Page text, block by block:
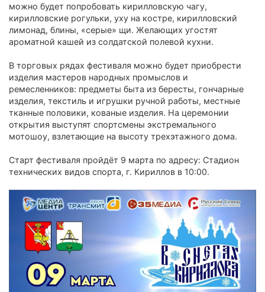
можно будет попробовать кирилловскую чагу,
кирилловские рогульки, уху на костре, кирилловский
лимонад, блины, «серые» щи. Желающих угостят
ароматной кашей из солдатской полевой кухни.
В торговых рядах фестиваля можно будет приобрести
изделия мастеров народных промыслов и
ремесленников: предметы быта из бересты, гончарные
изделия, текстиль и игрушки ручной работы, местные
тканные половики, кованые изделия. На церемонии
открытия выступят спортсмены экстремального
мотошоу, взлетающие на высоту трехэтажного дома.
Старт фестиваля пройдёт 9 марта по адресу: Стадион
технических видов спорта, г. Кириллов в 10:00.